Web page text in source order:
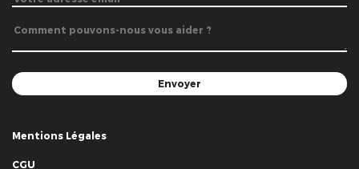
Mentions Légales
CGU